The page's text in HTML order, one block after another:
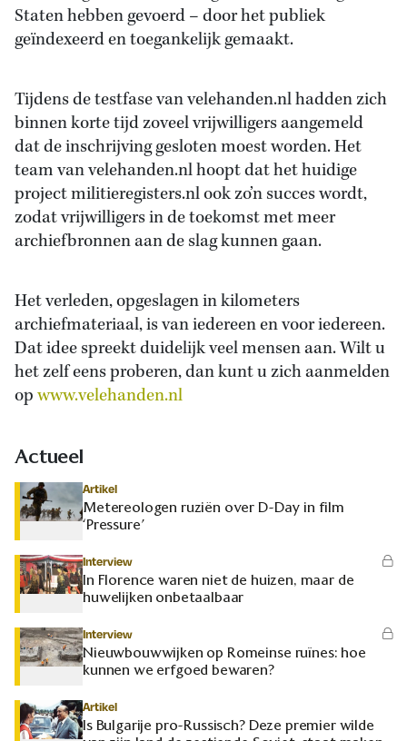
Staten hebben gevoerd – door het publiek
geïndexeerd en toegankelijk gemaakt.
Tijdens de testfase van velehanden.nl hadden zich
binnen korte tijd zoveel vrijwilligers aangemeld
dat de inschrijving gesloten moest worden. Het
team van velehanden.nl hoopt dat het huidige
project militieregisters.nl ook zo’n succes wordt,
zodat vrijwilligers in de toekomst met meer
archiefbronnen aan de slag kunnen gaan.
Het verleden, opgeslagen in kilometers
archiefmateriaal, is van iedereen en voor iedereen.
Dat idee spreekt duidelijk veel mensen aan. Wilt u
het zelf eens proberen, dan kunt u zich aanmelden
opwww.velehanden.nl
Actueel
Artikel
Metereologen ruziën over D-Day in film
‘Pressure’
Interview
In Florence waren niet de huizen, maar de
huwelijken onbetaalbaar
Interview
Nieuwbouwwijken op Romeinse ruïnes: hoe
kunnen we erfgoed bewaren?
Artikel
Is Bulgarije pro-Russisch? Deze premier wilde